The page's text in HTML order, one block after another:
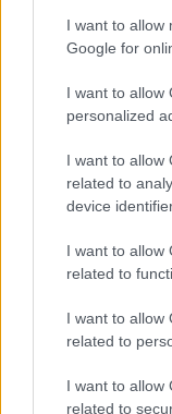
I want to allow
Google for
I want to allow
personalized
I want to allow
related to
device
I want to allow
related to
I want to allow
related to
I want to allow
related to
Πέμπτη, 12 Ιανουαρίου
συναισθημάτων σε
ιατρικό πλαίσιο